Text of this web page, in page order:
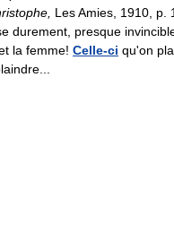
Les Amies, 1910, p.
durement, presque
la femme! Celle-ci qu'on